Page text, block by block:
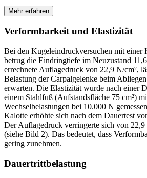
Mehr erfahren
Verformbarkeit und Elastizität
Bei den Kugeleindruckversuchen mit einer
betrug die Eindringtiefe im Neu­zustand
errechnete Auflagedruck von 22,9 N/cm²,
Belastung der Carpalgelenke beim
erwarten. Die Elastizität wurde nach einer
einem Stahlfuß (Aufstandsfläche 75 cm²)
Wechselbelastungen bei 10.000 N
Kalotte erhöhte sich nach dem Dauertest
Der Auf­lagedruck verringerte sich von 22,9
(siehe Bild 2). Das bedeutet, dass
gering zunehmen.
Dauertrittbelastung